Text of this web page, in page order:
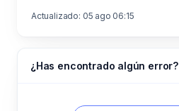
Actualizado: 05 ago 06:15
¿Has encontrado algún error?